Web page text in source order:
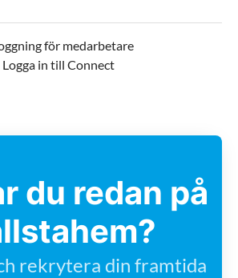
för medarbetare
Logga in till Connect
du redan på
rekrytera din framtida